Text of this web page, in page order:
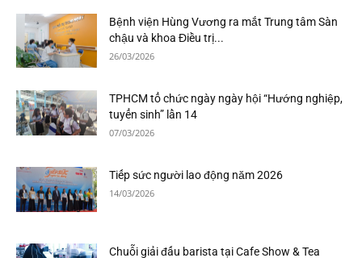
Bệnh viện Hùng Vương ra mắt Trung tâm Sàn
chậu và khoa Điều trị...
26/03/2026
TPHCM tổ chức ngày ngày hội “Hướng nghiệp,
tuyển sinh” lần 14
07/03/2026
Tiếp sức người lao động năm 2026
14/03/2026
Chuỗi giải đấu barista tại Cafe Show & Tea